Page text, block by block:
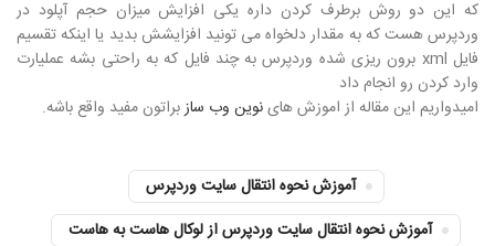
که این دو روش برطرف کردن داره یکی افزایش میزان حجم آپلود در
وردپرس هست که به مقدار دلخواه می تونید افزایشش بدید یا اینکه تقسیم
فایل xml برون ریزی شده وردپرس به چند فایل که به راحتی بشه عملیارت
وارد کردن رو انجام داد
امیدواریم این مقاله از اموزش هاینوین وب سازبراتون مفید واقع باشه.
آموزش نحوه انتقال سایت وردپرس
آموزش نحوه انتقال سایت وردپرس از لوکال هاست به هاست